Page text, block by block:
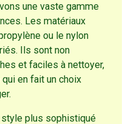
une vaste gamme
Les matériaux
ou le nylon
Ils sont non
et faciles à nettoyer,
en fait un choix
style plus sophistiqué